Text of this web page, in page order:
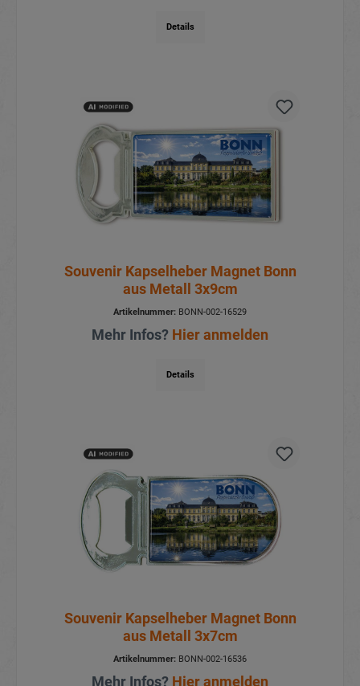
Details
Souvenir Kapselheber Magnet Bonn
aus Metall 3x9cm
Artikelnummer: BONN-002-16529
Mehr Infos? Hier anmelden
Details
Souvenir Kapselheber Magnet Bonn
aus Metall 3x7cm
Artikelnummer: BONN-002-16536
Mehr Infos? Hier anmelden